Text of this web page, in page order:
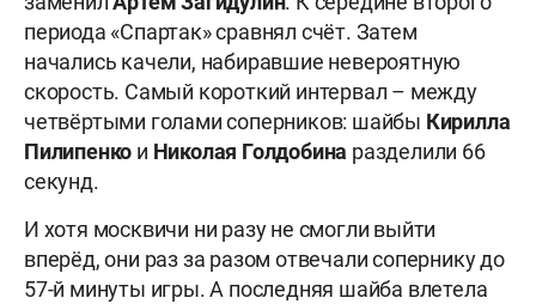
периода «Спартак» сравнял счёт. Затем
начались качели, набиравшие невероятную
скорость. Самый короткий интервал – между
четвёртыми голами соперников: шайбы Кирилла
Пилипенко и Николая Голдобина разделили 66
секунд.
И хотя москвичи ни разу не смогли выйти
вперёд, они раз за разом отвечали сопернику до
57-й минуты игры. А последняя шайба влетела